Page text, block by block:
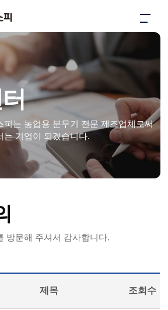
피는 농업용 분무기 전문 제조업체로써
는 기업이 되겠습니다.
방문해 주셔서 감사합니다.
제목 조회수